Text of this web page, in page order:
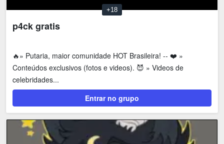
+18
p4ck gratis
🔥» Putaria, maior comunidade HOT Brasileira! -- ❤️ »
Conteúdos exclusivos (fotos e videos). 😈 » Videos de
celebridades...
Entrar no grupo